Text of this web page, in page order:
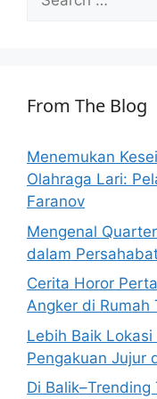
for:
From The Blog
Menemukan
Olahraga Lari:
Faranov
Mengenal
dalam
Cerita Horor
Angker di Rumah
Lebih Baik
Pengakuan Jujur
Di Balik–Trending